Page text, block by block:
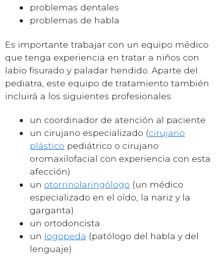
problemas dentales
problemas de habla
Es importante trabajar con un equipo médico
que tenga experiencia en tratar a niños con
labio fisurado y paladar hendido. Aparte del
pediatra, este equipo de tratamiento también
incluirá a los siguientes profesionales:
un coordinador de atención al paciente
un cirujano especializado (cirujano
plástico pediátrico o cirujano
oromaxilofacial con experiencia con esta
afección)
un otorrinolaringólogo (un médico
especializado en el oído, la nariz y la
garganta)
un ortodoncista
un logopeda (patólogo del habla y del
lenguaje)